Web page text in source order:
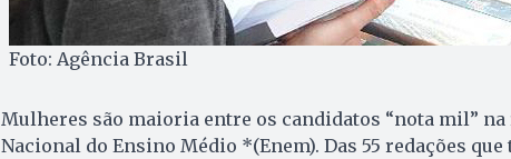
Foto: Agência Brasil
Mulheres são maioria entre os candidatos “nota mil” na
Nacional do Ensino Médio *(Enem). Das 55 redações